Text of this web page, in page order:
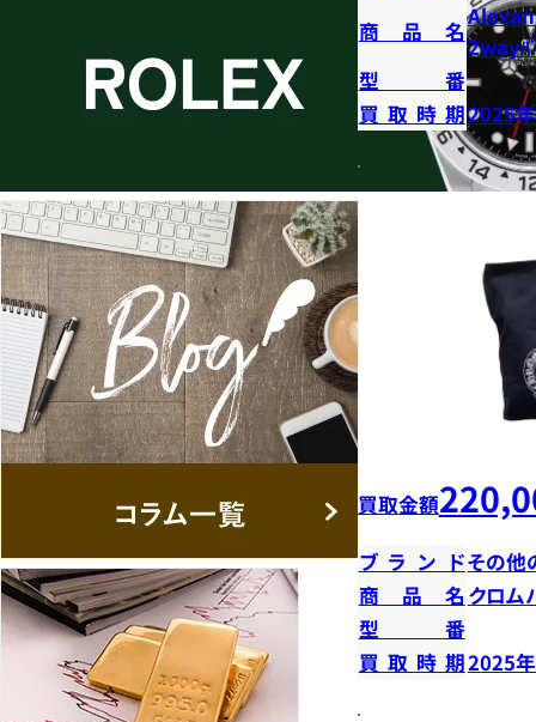
商品名
2wayﾊ
型番
買取時期2025
買取金額
ブランドその他
商品名 クロム
型番
買取時期2025